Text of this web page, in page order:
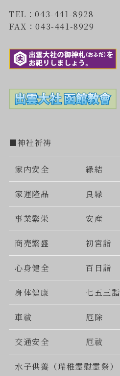
TEL：043-441-8928
FAX：043-441-8929
■神社祈祷
家内安全 縁結
家運隆晶 良縁
事業繁栄 安産
商売繁盛 初宮詣
心身健全 百日詣
身体健康 七五三詣
車祓 厄除
交通安全 厄祓
水子供養（瑞稚霊慰霊祭）